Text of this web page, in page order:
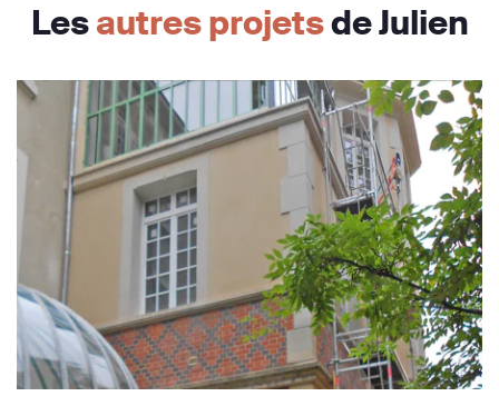
Lesautres projetsde Julien